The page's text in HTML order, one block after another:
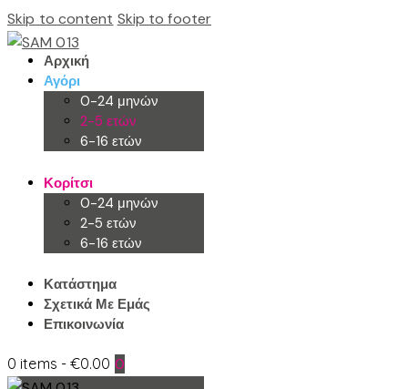
Skip to content Skip to footer
Αρχική
Αγόρι
0-24 μηνών
2-5 ετών
6-16 ετών
Κορίτσι
0-24 μηνών
2-5 ετών
6-16 ετών
Κατάστημα
Σχετικά Με Εμάς
Επικοινωνία
0 items -€0.00 0